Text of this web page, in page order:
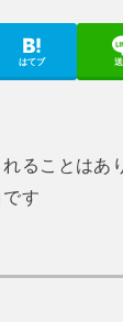
はてブ
ることはあ
す